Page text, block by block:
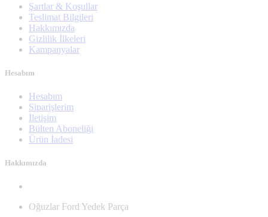
Şartlar & Koşullar
Teslimat Bilgileri
Hakkımızda
Gizlilik İlkeleri
Kampanyalar
Hesabım
Hesabım
Siparişlerim
İletişim
Bülten Aboneliği
Ürün İadesi
Hakkımızda
Oğuzlar Ford Yedek Parça